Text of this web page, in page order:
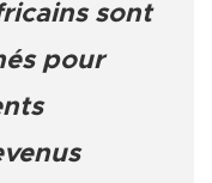
sont
pour